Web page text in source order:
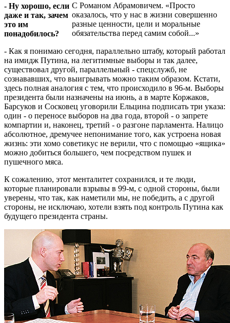
С Романом Абрамовичем. «Просто
оказалось, что у нас в жизни совершенно
разные ценности, цели и моральные
обязательства перед самим собой...»
- Ну хорошо, если
даже и так, зачем
это им
понадобилось?
- Как я понимаю сегодня, параллельно штабу, который работал
на имидж Путина, на легитимные выборы и так далее,
существовал другой, параллельный - спецслужб, не
сознававших, что выигрывать можно таким образом. Кстати,
здесь полная аналогия с тем, что происходило в 96-м. Выборы
президента были назначены на июнь, а в марте Коржаков,
Барсуков и Сосковец уговорили Ельцина подписать три указа:
один - о переносе выборов на два года, второй - о запрете
компартии и, наконец, третий - о разгоне парламента. Налицо
абсолютное, дремучее непонимание того, как устроена новая
жизнь: эти хомо советикус не верили, что с помощью «ящика»
можно добиться большего, чем посредством пушек и
пушечного мяса.
К сожалению, этот менталитет сохранился, и те люди,
которые планировали взрывы в 99-м, с одной стороны, были
уверены, что так, как наметили мы, не победить, а с другой
стороны, не исключаю, хотели взять под контроль Путина как
будущего президента страны.